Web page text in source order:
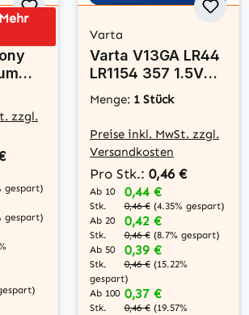
zzgl.
gespart)
gespart)
Varta
Varta V13GA LR44
LR1154 357 1.5V
Alkaline
Knopfzelle
Menge: 1 Stück
Preise inkl. MwSt. zzgl.
Versandkosten
Pro Stk.: 0,46 €
Ab 10
Stk.
0,44 €
0,46 € (4.35% gespart)
Ab 20
Stk.
0,42 €
0,46 € (8.7% gespart)
Ab 50
Stk.
0,39 €
0,46 € (15.22%
gespart)
Ab 100
Stk.
0,37 €
0,46 € (19.57%